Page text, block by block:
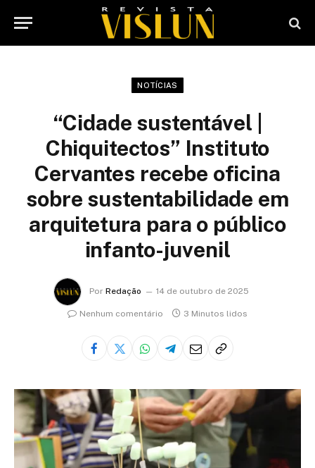
NOTÍCIAS
“Cidade sustentável |
Chiquitectos” Instituto
Cervantes recebe oficina
sobre sustentabilidade em
arquitetura para o público
infanto-juvenil
Por Redação 14 de outubro de 2025
Nenhum comentário 3 Minutos lidos